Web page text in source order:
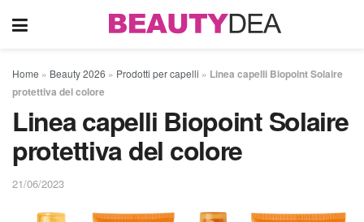
Home » Beauty 2026 » Prodotti per capelli » Linea capelli Biopoint Solaire
protettiva del colore
Linea capelli Biopoint Solaire
protettiva del colore
21/06/2023